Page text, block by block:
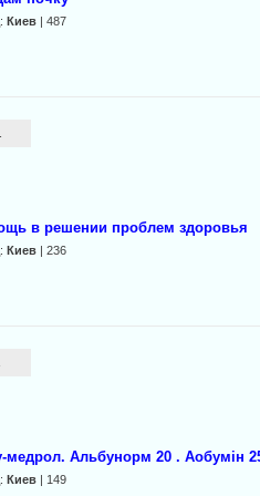
Киев| 487
в решении проблем здоровья
Киев| 236
медрол. Альбунорм 20 . Аобумін
Киев| 149